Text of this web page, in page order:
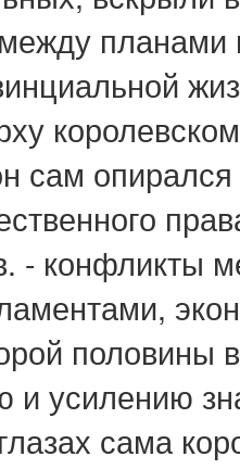
сам
- конфликты
половины
усилению
сама